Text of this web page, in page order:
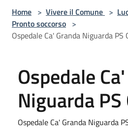
Home > Vivere il Comune >
Pronto soccorso >
Ospedale Ca' Granda Niguarda PS
Ospedale
Niguarda
Ospedale Ca' Granda Niguarda